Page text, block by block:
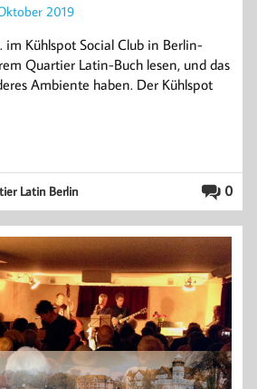
2019
im Kühlspot Social Club in Berlin-
Quartier Latin-Buch lesen, und das
Ambiente haben. Der Kühlspot
0
Latin Berlin